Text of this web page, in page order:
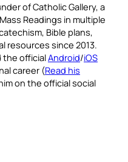
of Catholic Gallery, a
Readings in multiple
Bible plans,
resources since 2013.
the officialAndroid/iOS
career (Read his
on the official social